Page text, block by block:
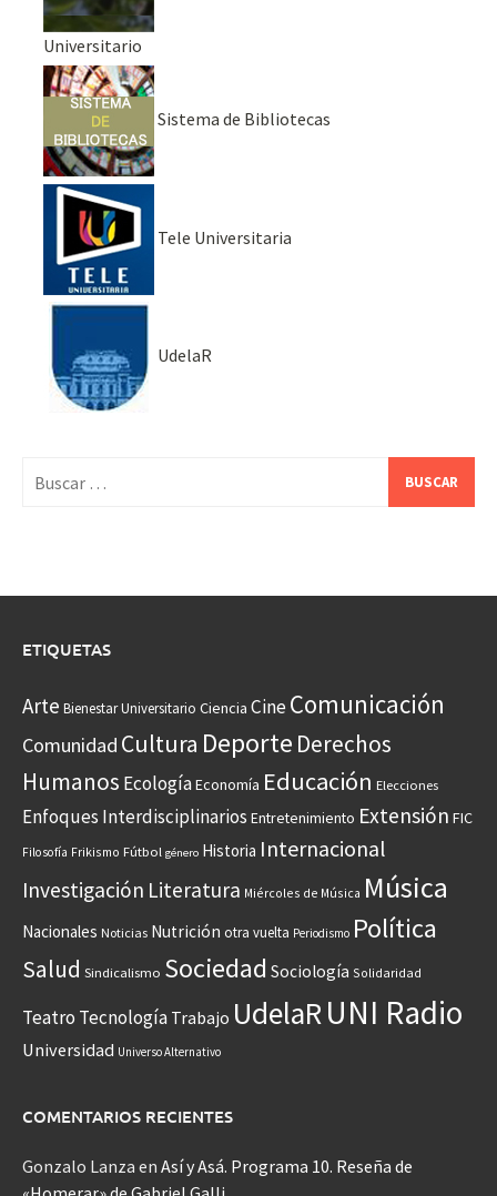
Universitario
Sistema de Bibliotecas
Tele Universitaria
UdelaR
ETIQUETAS
Arte Bienestar Universitario Ciencia CineComunicación
Comunidad Cultura Deporte Derechos
Humanos EcologíaEconomía Educación Elecciones
Enfoques Interdisciplinarios Entretenimiento Extensión FIC
Filosofía Frikismo Fútbol género Historia Internacional
Investigación Literatura Miércoles de Música Música
Nacionales Noticias Nutrición otra vuelta Periodismo Política
Salud Sindicalismo Sociedad Sociología Solidaridad
Teatro Tecnología Trabajo UdelaRUNI Radio
Universidad Universo Alternativo
COMENTARIOS RECIENTES
Gonzalo Lanza en Así y Asá. Programa 10. Reseña de